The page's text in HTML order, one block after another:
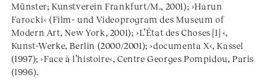
Münster; Kunstverein Frankfurt/M., 2001); ›Harun
Farocki‹ (Film- und Videoprogram des Museum of
Modern Art, New York, 2001); ›L’État des Choses [1] ‹,
Kunst-Werke, Berlin (2000/2001); ›documenta X‹, Kassel
(1997); ›Face à l’histoire‹, Centre Georges Pompidou, Paris
(1996).